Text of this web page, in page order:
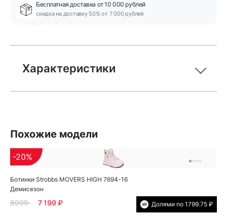
Бесплатная доставка от 10 000 рублей
скидка на доставку 50% от 7 000 рублей
Характеристики
Похожие модели
Ботинки Strobbs MOVERS HIGH 7694-16
Демисезон
-20%
8999 7 199 ₽ Долями по 1799.75 ₽